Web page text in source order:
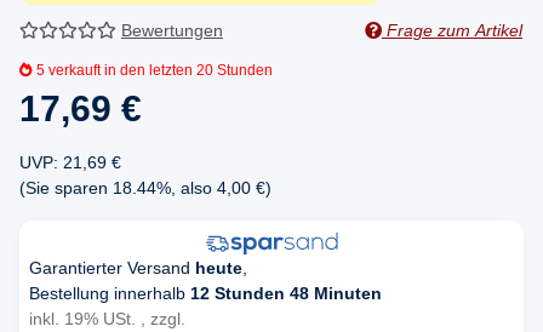
Bewertungen Frage zum Artikel
5 verkauft in den letzten 20 Stunden
17,69 €
UVP: 21,69 €
(Sie sparen 18.44% , also 4,00 €)
Garantierter Versand heute
Bestellung innerhalb 12 Stunden 48 Minuten
inkl. 19% USt. , zzgl.